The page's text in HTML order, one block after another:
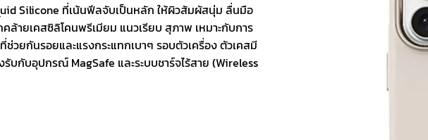
Silicone ที่เน้นฟีลจับเป็นหลัก ให้ผิวสัมผัสนุ่ม ลื่นมือ
ล้ายเคสซิลิโคนพรีเมียม แนวเรียบ สุภาพ เหมาะกับการ
ช่วยกันรอยและแรงกระแทกเบาๆ รอบตัวเครื่อง ตัวเคสมี
บกับอุปกรณ์ MagSafe และระบบชาร์จไร้สาย (Wireless